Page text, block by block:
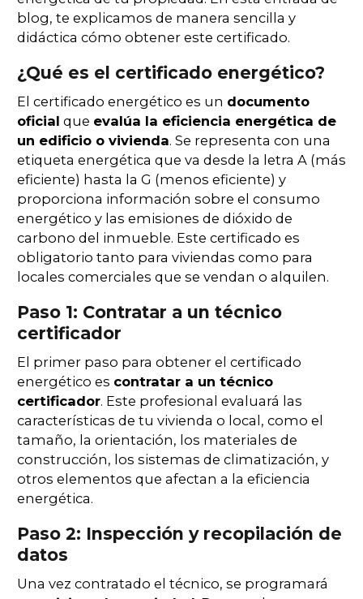
blog, te explicamos de manera sencilla y
didáctica cómo obtener este certificado.
¿Qué es el certificado energético?
El certificado energético es un documento
oficial que evalúa la eficiencia energética de
un edificio o vivienda. Se representa con una
etiqueta energética que va desde la letra A (más
eficiente) hasta la G (menos eficiente) y
proporciona información sobre el consumo
energético y las emisiones de dióxido de
carbono del inmueble. Este certificado es
obligatorio tanto para viviendas como para
locales comerciales que se vendan o alquilen.
Paso 1: Contratar a un técnico
certificador
El primer paso para obtener el certificado
energético es contratar a un técnico
certificador. Este profesional evaluará las
características de tu vivienda o local, como el
tamaño, la orientación, los materiales de
construcción, los sistemas de climatización, y
otros elementos que afectan a la eficiencia
energética.
Paso 2: Inspección y recopilación de
datos
Una vez contratado el técnico, se programará